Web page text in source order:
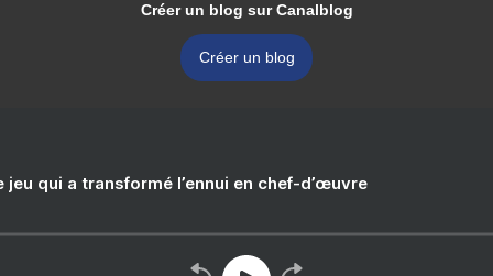
Créer un blog sur Canalblog
Créer un blog
jeu qui a transformé l’ennui en chef-d’œuvre